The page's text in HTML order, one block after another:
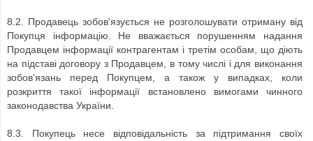
8.2. Продавець зобов'язується не розголошувати отриману від
Покупця інформацію. Не вважається порушенням надання
Продавцем інформації контрагентам і третім особам, що діють
на підставі договору з Продавцем, в тому числі і для виконання
зобов'язань перед Покупцем, а також у випадках, коли
розкриття такої інформації встановлено вимогами чинного
законодавства України.
8.3. Покупець несе відповідальність за підтримання своїх